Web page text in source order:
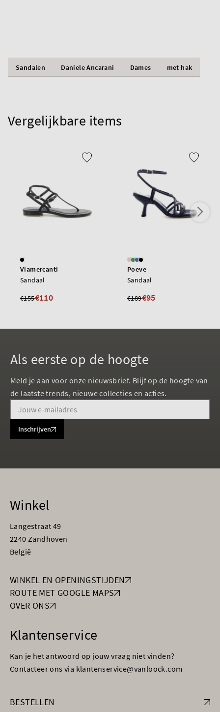
Sandalen Daniele Ancarani Dames met hak
Vergelijkbare items
Viamercanti
Sandaal
€155€110
Poeve
Sandaal
€189€95
Als eerste op de hoogte
Meld je aan voor onze nieuwsbrief. Blijf op de hoogte van
de laatste trends, nieuwe collecties en acties.
Inschrijven
Winkel
Langestraat 49
2240 Zandhoven
België
WINKEL EN OPENINGSTIJDEN
ROUTE MET GOOGLE MAPS
OVER ONS
Klantenservice
Kan je het antwoord op jouw vraag niet vinden?
Contacteer ons via klantenservice@vanloock.com
BESTELLEN